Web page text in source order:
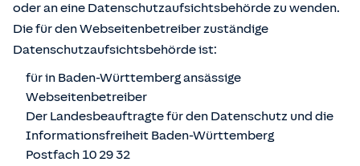
oder an eine Datenschutzaufsichtsbehörde zu wenden.
Die für den Webseitenbetreiber zuständige
Datenschutzaufsichtsbehörde ist:
für in Baden-Württemberg ansässige
Webseitenbetreiber
Der Landesbeauftragte für den Datenschutz und die
Informationsfreiheit Baden-Württemberg
Postfach 10 29 32